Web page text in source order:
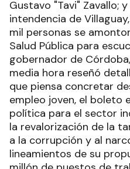
Gustavo "Tavi" Zavallo;
intendencia de
mil personas se
Salud Pública para
gobernador de
media hora reseñó
que piensa concretar
empleo joven, el boleto
política para el sector
la revalorización de la
a la corrupción y al
lineamientos de su